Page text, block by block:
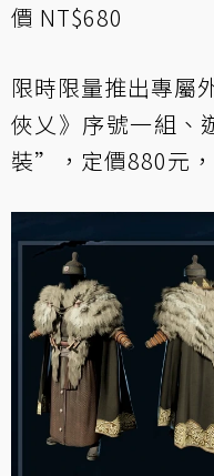
價 NT$680
限時限量推出專屬
俠乂》序號一組
裝”，定價880元